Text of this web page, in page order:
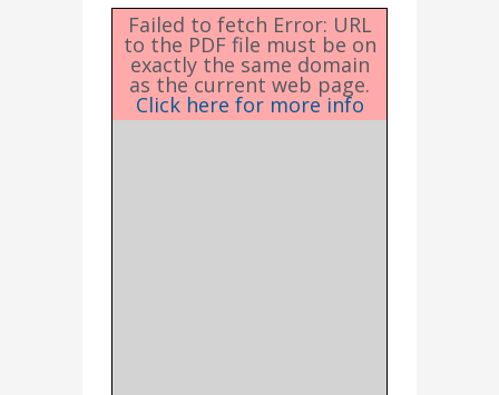
Failed to fetch Error: URL
to the PDF file must be on
exactly the same domain
as the current web page.
Click here for more info